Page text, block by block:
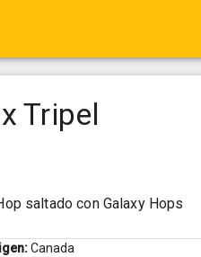
Tripel
saltado con Galaxy Hops
Canada